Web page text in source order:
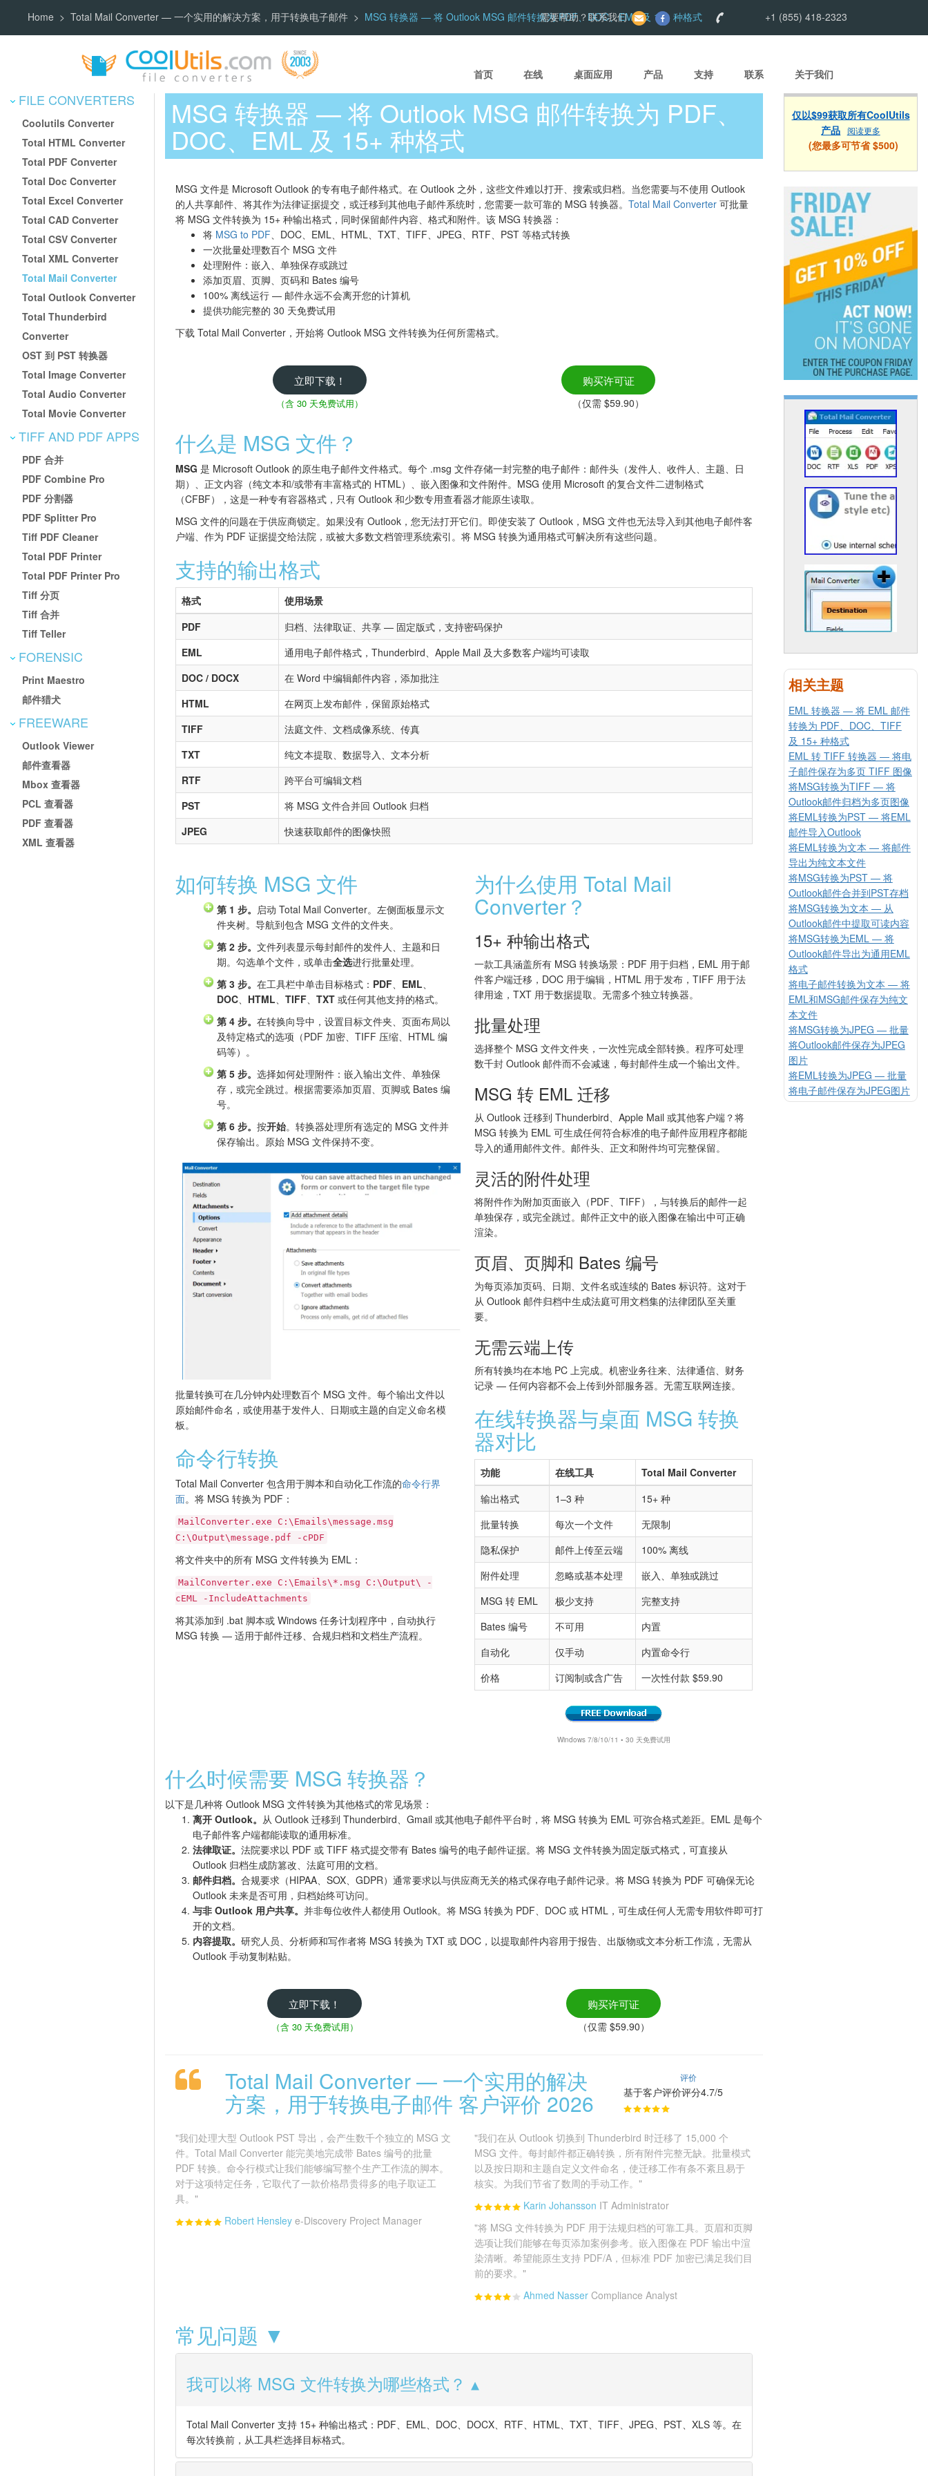
Home Total Mail Converter — 一个实用的解决方案，用于转换电子邮件 MSG 转换器 — 将 Outlook MSG 邮件转换为 PDF、DOC、EML 及 15+ 种格式
需要帮助？联系我们 +1 (855) 418-2323
首页 在线 桌面应用 产品 支持 联系 关于我们
FILE CONVERTERS
Coolutils Converter
Total HTML Converter
Total PDF Converter
Total Doc Converter
Total Excel Converter
Total CAD Converter
Total CSV Converter
Total XML Converter
Total Mail Converter
Total Outlook Converter
Total Thunderbird
Converter
OST 到 PST 转换器
Total Image Converter
Total Audio Converter
Total Movie Converter
TIFF AND PDF APPS
PDF 合并
PDF Combine Pro
PDF 分割器
PDF Splitter Pro
Tiff PDF Cleaner
Total PDF Printer
Total PDF Printer Pro
Tiff 分页
Tiff 合并
Tiff Teller
FORENSIC
Print Maestro
邮件猎犬
FREEWARE
Outlook Viewer
邮件查看器
Mbox 查看器
PCL 查看器
PDF 查看器
XML 查看器
MSG 转换器 — 将 Outlook MSG 邮件转换为 PDF、
DOC、EML 及 15+ 种格式
MSG 文件是 Microsoft Outlook 的专有电子邮件格式。在 Outlook 之外，这些文件难以打开、搜索或归档。当您需要与不使用 Outlook
的人共享邮件、将其作为法律证据提交，或迁移到其他电子邮件系统时，您需要一款可靠的 MSG 转换器。 Total Mail Converter 可批量
将 MSG 文件转换为 15+ 种输出格式，同时保留邮件内容、格式和附件。该 MSG 转换器：
将 MSG to PDF、DOC、EML、HTML、TXT、TIFF、JPEG、RTF、PST 等格式转换
一次批量处理数百个 MSG 文件
处理附件：嵌入、单独保存或跳过
添加页眉、页脚、页码和 Bates 编号
100% 离线运行 — 邮件永远不会离开您的计算机
提供功能完整的 30 天免费试用
下载 Total Mail Converter，开始将 Outlook MSG 文件转换为任何所需格式。
立即下载！
（含 30 天免费试用）
购买许可证
（仅需 $59.90）
什么是 MSG 文件？
MSG 是 Microsoft Outlook 的原生电子邮件文件格式。每个 .msg 文件存储一封完整的电子邮件：邮件头（发件人、收件人、主题、日
期）、正文内容（纯文本和/或带有丰富格式的 HTML）、嵌入图像和文件附件。MSG 使用 Microsoft 的复合文件二进制格式
（CFBF），这是一种专有容器格式，只有 Outlook 和少数专用查看器才能原生读取。
MSG 文件的问题在于供应商锁定。如果没有 Outlook，您无法打开它们。即使安装了 Outlook，MSG 文件也无法导入到其他电子邮件客
户端、作为 PDF 证据提交给法院，或被大多数文档管理系统索引。将 MSG 转换为通用格式可解决所有这些问题。
支持的输出格式
格式
使用场景
PDF
归档、法律取证、共享 — 固定版式，支持密码保护
EML
通用电子邮件格式，Thunderbird、Apple Mail 及大多数客户端均可读取
DOC / DOCX
在 Word 中编辑邮件内容，添加批注
HTML
在网页上发布邮件，保留原始格式
TIFF
法庭文件、文档成像系统、传真
TXT
纯文本提取、数据导入、文本分析
RTF
跨平台可编辑文档
PST
将 MSG 文件合并回 Outlook 归档
JPEG
快速获取邮件的图像快照
如何转换 MSG 文件
第 1 步。 启动 Total Mail Converter。左侧面板显示文
件夹树。导航到包含 MSG 文件的文件夹。
第 2 步。 文件列表显示每封邮件的发件人、主题和日
期。勾选单个文件，或单击全选进行批量处理。
第 3 步。 在工具栏中单击目标格式： PDF EML
DOC
HTML TIFF TXT 或任何其他支持的格式。
第 4 步。 在转换向导中，设置目标文件夹、页面布局以
及特定格式的选项（PDF 加密、TIFF 压缩、HTML 编
码等）。
第 5 步。 选择如何处理附件：嵌入输出文件、单独保
存，或完全跳过。根据需要添加页眉、页脚或 Bates 编
号。
第 6 步。 按开始。转换器处理所有选定的 MSG 文件并
保存输出。原始 MSG 文件保持不变。
批量转换可在几分钟内处理数百个 MSG 文件。每个输出文件以
原始邮件命名，或使用基于发件人、日期或主题的自定义命名模
板。
命令行转换
Total Mail Converter 包含用于脚本和自动化工作流的命令行界
面。将 MSG 转换为 PDF：
MailConverter.exe C:\Emails\message.msg
C:\Output\message.pdf -cPDF
将文件夹中的所有 MSG 文件转换为 EML：
MailConverter.exe C:\Emails\*.msg C:\Output\ -
cEML -IncludeAttachments
将其添加到 .bat 脚本或 Windows 任务计划程序中，自动执行
MSG 转换 — 适用于邮件迁移、合规归档和文档生产流程。
为什么使用 Total Mail
Converter？
15+ 种输出格式
一款工具涵盖所有 MSG 转换场景：PDF 用于归档，EML 用于邮
件客户端迁移，DOC 用于编辑，HTML 用于发布，TIFF 用于法
律用途，TXT 用于数据提取。无需多个独立转换器。
批量处理
选择整个 MSG 文件文件夹，一次性完成全部转换。程序可处理
数千封 Outlook 邮件而不会减速，每封邮件生成一个输出文件。
MSG 转 EML 迁移
从 Outlook 迁移到 Thunderbird、Apple Mail 或其他客户端？将
MSG 转换为 EML 可生成任何符合标准的电子邮件应用程序都能
导入的通用邮件文件。邮件头、正文和附件均可完整保留。
灵活的附件处理
将附件作为附加页面嵌入（PDF、TIFF），与转换后的邮件一起
单独保存，或完全跳过。邮件正文中的嵌入图像在输出中可正确
渲染。
页眉、页脚和 Bates 编号
为每页添加页码、日期、文件名或连续的 Bates 标识符。这对于
从 Outlook 邮件归档中生成法庭可用文档集的法律团队至关重
要。
无需云端上传
所有转换均在本地 PC 上完成。机密业务往来、法律通信、财务
记录 — 任何内容都不会上传到外部服务器。无需互联网连接。
在线转换器与桌面 MSG 转换
器对比
功能 在线工具
Total Mail Converter
输出格式
1–3 种
15+ 种
批量转换
每次一个文件
无限制
隐私保护
邮件上传至云端
100% 离线
附件处理
忽略或基本处理
嵌入、单独或跳过
MSG 转 EML
极少支持
完整支持
Bates 编号
不可用
内置
自动化
仅手动
内置命令行
价格
订阅制或含广告 一次性付款 $59.90
Windows 7/8/10/11 • 30 天免费试用
什么时候需要 MSG 转换器？
以下是几种将 Outlook MSG 文件转换为其他格式的常见场景：
离开 Outlook。 从 Outlook 迁移到 Thunderbird、Gmail 或其他电子邮件平台时，将 MSG 转换为 EML 可弥合格式差距。EML 是每个
电子邮件客户端都能读取的通用标准。
法律取证。 法院要求以 PDF 或 TIFF 格式提交带有 Bates 编号的电子邮件证据。将 MSG 文件转换为固定版式格式，可直接从
Outlook 归档生成防篡改、法庭可用的文档。
邮件归档。 合规要求（HIPAA、SOX、GDPR）通常要求以与供应商无关的格式保存电子邮件记录。将 MSG 转换为 PDF 可确保无论
Outlook 未来是否可用，归档始终可访问。
与非 Outlook 用户共享。 并非每位收件人都使用 Outlook。将 MSG 转换为 PDF、DOC 或 HTML，可生成任何人无需专用软件即可打
开的文档。
内容提取。 研究人员、分析师和写作者将 MSG 转换为 TXT 或 DOC，以提取邮件内容用于报告、出版物或文本分析工作流，无需从
Outlook 手动复制粘贴。
立即下载！
（含 30 天免费试用）
购买许可证
（仅需 $59.90）
Total Mail Converter — 一个实用的解决
方案，用于转换电子邮件 客户评价 2026
评价
基于客户评价评分4.7/5
"我们处理大型 Outlook PST 导出，会产生数千个独立的 MSG 文
件。Total Mail Converter 能完美地完成带 Bates 编号的批量
PDF 转换。命令行模式让我们能够编写整个生产工作流的脚本。
对于这项特定任务，它取代了一款价格昂贵得多的电子取证工
具。"
Robert Hensley e-Discovery Project Manager
"我们在从 Outlook 切换到 Thunderbird 时迁移了 15,000 个
MSG 文件。每封邮件都正确转换，所有附件完整无缺。批量模式
以及按日期和主题自定义文件命名，使迁移工作有条不紊且易于
核实。为我们节省了数周的手动工作。"
Karin Johansson IT Administrator
"将 MSG 文件转换为 PDF 用于法规归档的可靠工具。页眉和页脚
选项让我们能够在每页添加案例参考。嵌入图像在 PDF 输出中渲
染清晰。希望能原生支持 PDF/A，但标准 PDF 加密已满足我们目
前的要求。"
Ahmed Nasser Compliance Analyst
常见问题 ▼
我可以将 MSG 文件转换为哪些格式？
Total Mail Converter 支持 15+ 种输出格式：PDF、EML、DOC、DOCX、RTF、HTML、TXT、TIFF、JPEG、PST、XLS 等。在
每次转换前，从工具栏选择目标格式。
仅以$99获取所有CoolUtils
产品 阅读更多
(您最多可节省 $500)
相关主题
EML 转换器 — 将 EML 邮件
转换为 PDF、DOC、TIFF
及 15+ 种格式
EML 转 TIFF 转换器 — 将电
子邮件保存为多页 TIFF 图像
将MSG转换为TIFF — 将
Outlook邮件归档为多页图像
将EML转换为PST — 将EML
邮件导入Outlook
将EML转换为文本 — 将邮件
导出为纯文本文件
将MSG转换为PST — 将
Outlook邮件合并到PST存档
将MSG转换为文本 — 从
Outlook邮件中提取可读内容
将MSG转换为EML — 将
Outlook邮件导出为通用EML
格式
将电子邮件转换为文本 — 将
EML和MSG邮件保存为纯文
本文件
将MSG转换为JPEG — 批量
将Outlook邮件保存为JPEG
图片
将EML转换为JPEG — 批量
将电子邮件保存为JPEG图片